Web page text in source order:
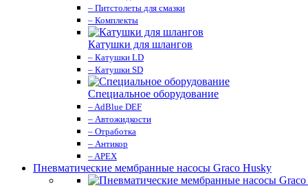
– Питстолеты для смазки
– Комплекты
Катушки для шлангов
– Катушки LD
– Катушки SD
Специальное оборудование
– AdBlue DEF
– Автожидкости
– Отработка
– Антикор
– APEX
Пневматические мембранные насосы Graco Husky